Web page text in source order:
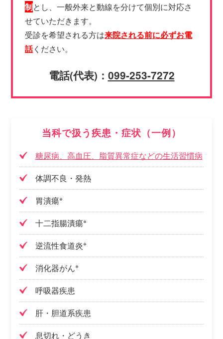
制とし、一般外来と動線を分けて個別に対応さ
せていただきます。
受診を希望される方は来院される前に必ずお電
話ください。
電話(代表)： 099-253-7272
当科で扱う疾患・症状（一例）
糖尿病、高血圧、脂質異常症などの生活習慣病
体調不良・発熱
胃潰瘍※
十二指腸潰瘍※
逆流性食道炎※
消化器がん※
呼吸器疾患
肝・胆道系疾患
息切れ・どうき